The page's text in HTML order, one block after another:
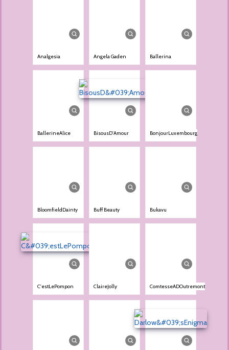
Analgesia Angela Gaden Ballerina
BallerineAlice BisousD'Amour BonjourLuxembourg
BloomfieldDainty Buff Beauty Bukavu
C'estLePompon ClaireJolly ComtesseADOutremont